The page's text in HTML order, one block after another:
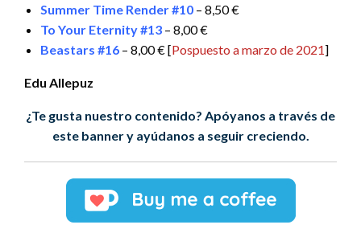
Summer Time Render #10 – 8,50 €
To Your Eternity #13 – 8,00 €
Beastars #16 – 8,00 € [Pospuesto a marzo de 2021]
Edu Allepuz
¿Te gusta nuestro contenido? Apóyanos a través de
este banner y ayúdanos a seguir creciendo.